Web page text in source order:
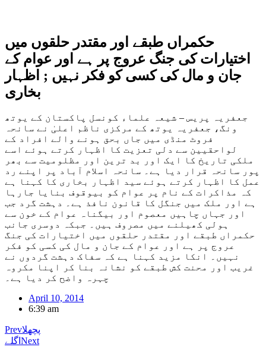
حکمراں طبقے اور مقتدر حلقوں میں
اختیارات کی جنگ عروج پر ہے اور عوام کے
جان و مال کی کسی کو فکر نہیں ; اظہار
بخاری
جعفریہ پریس – شیعہ علماء کونسل پاکستان کے یوتھ
ونگ، جعفریہ یوتھ کے مرکزی ناظم اعلیٰ نے سانحہ
فروٹ منڈی میں جاں بحق ہونے والے افراد کے
لواحقیین سے دلی تعزیت کا اظہار کرتے ہوئے اسے
ملکی تاریخ کا ایک اور بد ترین اور مظلومیت سے بھر
پور سانحہ قرار دیا ہے۔ سانحہ اسلام آباد پر اپنے رد
عمل کا اظہار کرتے ہوئے سید اظہار بخاری کا کہنا ہے
کہ مذاکرات کے نام پر عوام کو بیوقوف بنایا جارہا
ہے اور ملک میں جنگل کا قانون نافذ ہے۔ دہشت گرد جب
اور جہاں چاہیں معصوم اور بیگناہ عوام کے خون سے
ہولی کھیلنے میں مصروف ہیں۔ جبکہ دوسری جانب
حکمراں طبقے اور مقتدر حلقوں میں اختیارات کی جنگ
عروج پر ہے اور عوام کے جان و مال کی کسی کو فکر
نہیں۔ انکا مزید کہنا ہے کہ سفاک دہشت گردوں نے
غریب اور محنت کش طبقے کو نشانہ بنا کر اپنا مکروہ
چہرہ واضح کر دیا ہے۔
April 10, 2014
6:39 am
Prevپچھلا
اگلے Next